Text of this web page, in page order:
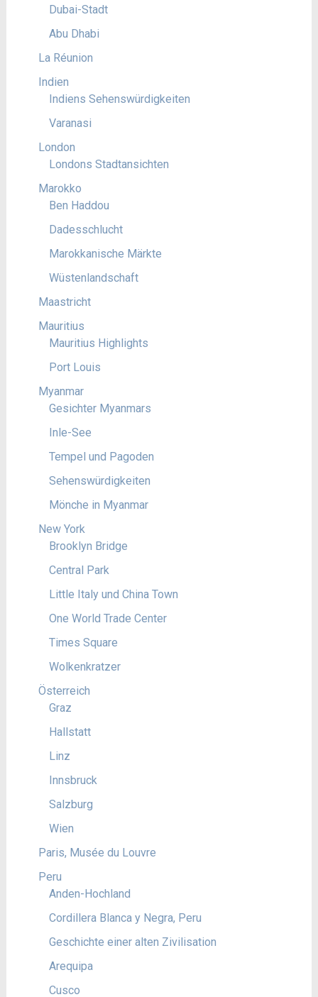
Dubai-Stadt
Abu Dhabi
La Réunion
Indien
Indiens Sehenswürdigkeiten
Varanasi
London
Londons Stadtansichten
Marokko
Ben Haddou
Dadesschlucht
Marokkanische Märkte
Wüstenlandschaft
Maastricht
Mauritius
Mauritius Highlights
Port Louis
Myanmar
Gesichter Myanmars
Inle-See
Tempel und Pagoden
Sehenswürdigkeiten
Mönche in Myanmar
New York
Brooklyn Bridge
Central Park
Little Italy und China Town
One World Trade Center
Times Square
Wolkenkratzer
Österreich
Graz
Hallstatt
Linz
Innsbruck
Salzburg
Wien
Paris, Musée du Louvre
Peru
Anden-Hochland
Cordillera Blanca y Negra, Peru
Geschichte einer alten Zivilisation
Arequipa
Cusco